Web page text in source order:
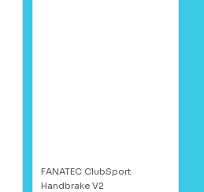
FANATEC ClubSport
Handbrake V2